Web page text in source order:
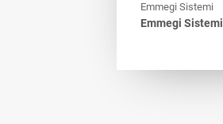
Emmegi Sistemi
Emmegi Sistemi